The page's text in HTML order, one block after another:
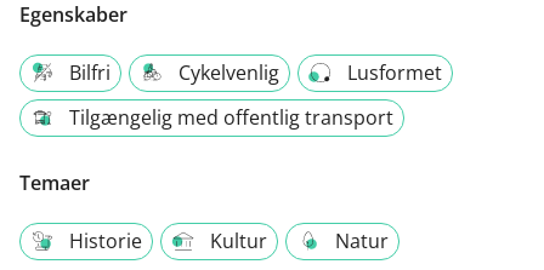
Egenskaber
Bilfri Cykelvenlig
Lusformet
Tilgængelig med offentlig transport
Temaer
Historie Kultur Natur